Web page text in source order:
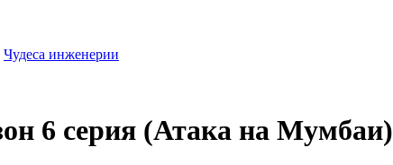
Чудеса инженерии
6 серия (Атака на Мумбаи)